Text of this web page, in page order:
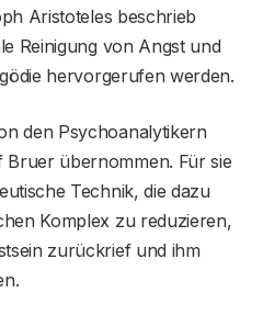
Aristoteles beschrieb
Reinigung von Angst und
hervorgerufen werden.
den Psychoanalytikern
übernommen. Für sie
Technik, die dazu
Komplex zu reduzieren,
zurückrief und ihm